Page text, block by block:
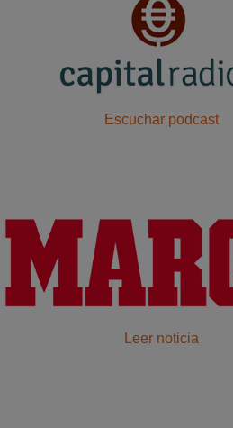
Escuchar podcast
Leer noticia